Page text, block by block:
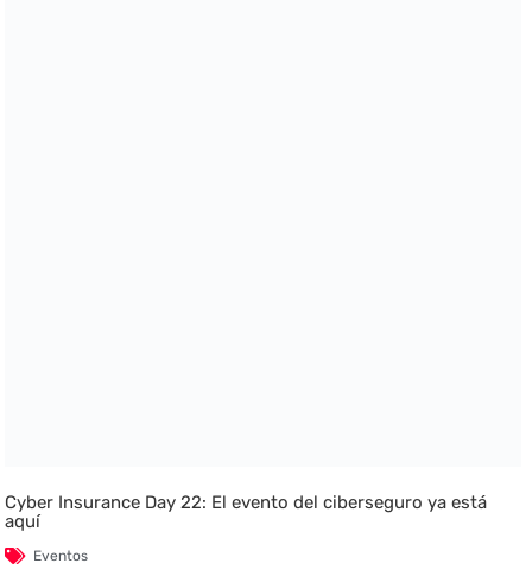
Cyber Insurance Day 22: El evento del ciberseguro ya está
aquí
Eventos